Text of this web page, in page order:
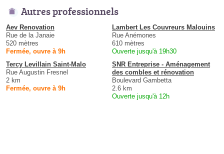
Autres professionnels
Aev Renovation
Rue de la Janaie
520 mètres
Fermée, ouvre à 9h
Lambert Les Couvreurs Malouins
Rue Anémones
610 mètres
Ouverte jusqu'à 19h30
Tercy Levillain Saint-Malo
Rue Augustin Fresnel
2 km
Fermée, ouvre à 9h
SNR Entreprise - Aménagement
des combles et rénovation
Boulevard Gambetta
2.6 km
Ouverte jusqu'à 12h